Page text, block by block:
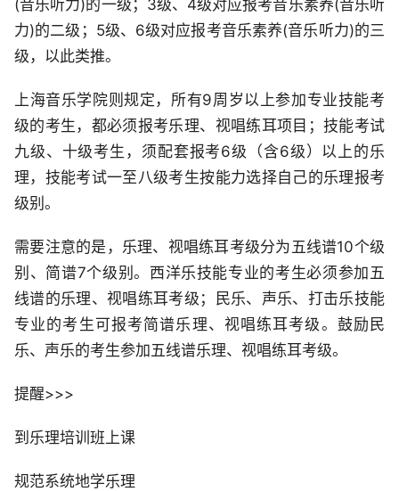
(音乐听力)的一级；3级、4级对应报考音乐素养(音乐听
力)的二级；5级、6级对应报考音乐素养(音乐听力)的三
级，以此类推。
上海音乐学院则规定，所有9周岁以上参加专业技能考
级的考生，都必须报考乐理、视唱练耳项目；技能考试
九级、十级考生，须配套报考6级（含6级）以上的乐
理，技能考试一至八级考生按能力选择自己的乐理报考
级别。
需要注意的是，乐理、视唱练耳考级分为五线谱10个级
别、简谱7个级别。西洋乐技能专业的考生必须参加五
线谱的乐理、视唱练耳考级；民乐、声乐、打击乐技能
专业的考生可报考简谱乐理、视唱练耳考级。鼓励民
乐、声乐的考生参加五线谱乐理、视唱练耳考级。
提醒>>>
到乐理培训班上课
规范系统地学乐理